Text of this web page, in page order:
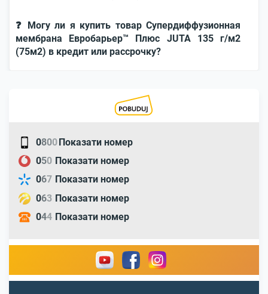
❓ Могу ли я купить товар Супердиффузионная
мембрана Евробарьер™ Плюс JUTA 135 г/м2
(75м2) в кредит или рассрочку?
0800Показати номер
050 Показати номер
067 Показати номер
063 Показати номер
044 Показати номер